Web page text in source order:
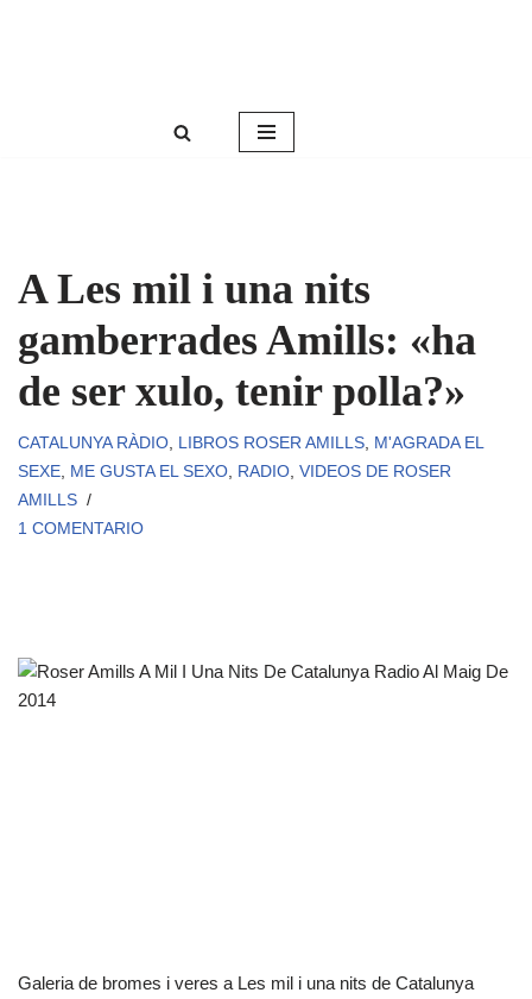
A Les mil i una nits
gamberrades Amills: «ha
de ser xulo, tenir polla?»
CATALUNYA RÀDIO, LIBROS ROSER AMILLS, M'AGRADA EL
SEXE, ME GUSTA EL SEXO, RADIO, VIDEOS DE ROSER
AMILLS
1 COMENTARIO
Galeria de bromes i veres a Les mil i una nits de Catalunya